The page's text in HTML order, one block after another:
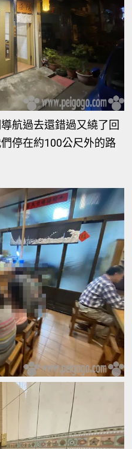
航過去還錯過又繞了回
停在約100公尺外的路